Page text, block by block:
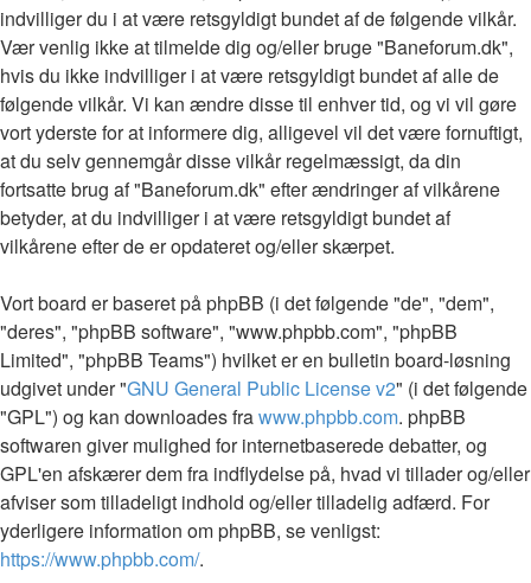
indvilliger du i at være retsgyldigt bundet af de følgende vilkår.
Vær venlig ikke at tilmelde dig og/eller bruge "Baneforum.dk",
hvis du ikke indvilliger i at være retsgyldigt bundet af alle de
følgende vilkår. Vi kan ændre disse til enhver tid, og vi vil gøre
vort yderste for at informere dig, alligevel vil det være fornuftigt,
at du selv gennemgår disse vilkår regelmæssigt, da din
fortsatte brug af "Baneforum.dk" efter ændringer af vilkårene
betyder, at du indvilliger i at være retsgyldigt bundet af
vilkårene efter de er opdateret og/eller skærpet.
Vort board er baseret på phpBB (i det følgende "de", "dem",
"deres", "phpBB software", "www.phpbb.com", "phpBB
Limited", "phpBB Teams") hvilket er en bulletin board-løsning
udgivet under "GNU General Public License v2" (i det følgende
"GPL") og kan downloades frawww.phpbb.com. phpBB
softwaren giver mulighed for internetbaserede debatter, og
GPL'en afskærer dem fra indflydelse på, hvad vi tillader og/eller
afviser som tilladeligt indhold og/eller tilladelig adfærd. For
yderligere information om phpBB, se venligst:
https://www.phpbb.com/.